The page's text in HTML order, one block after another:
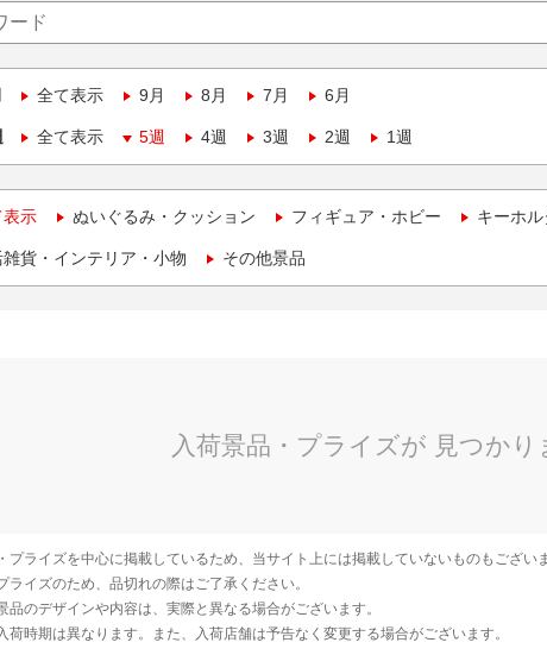
全て表示 9月 8月 7月 6月
全て表示 5週 4週 3週 2週 1週
表示 ぬいぐるみ・クッション フィギュア・ホビー キーホ
貨・インテリア・小物 その他景品